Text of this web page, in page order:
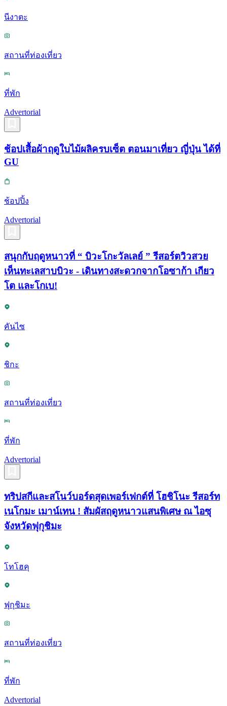
นีงาตะ
สถานที่ท่องเที่ยว
ที่พัก
Advertorial
ช้อปเสื้อผ้าฤดูใบไม้ผลิครบเซ็ต ตอนมาเที่ยว ญี่ปุ่น ได้ที่
GU
ช้อปปิ้ง
Advertorial
สนุกกับฤดูหนาวที่ “ บิวะโกะวัลเลย์ ” รีสอร์ตวิวสวย
เห็นทะเลสาบบิวะ - เดินทางสะดวกจากโอซาก้า เกียว
โต และโกเบ!
คันไซ
ชิกะ
สถานที่ท่องเที่ยว
ที่พัก
Advertorial
ทริปสกีและสโนว์บอร์ดสุดเพอร์เฟกต์ที่ โฮชิโนะ รีสอร์ท
เนโกมะ เมาน์เทน ! สัมผัสฤดูหนาวแสนพิเศษ ณ ไอซุ
จังหวัดฟุกุชิมะ
โทโฮคุ
ฟุกุชิมะ
สถานที่ท่องเที่ยว
ที่พัก
Advertorial